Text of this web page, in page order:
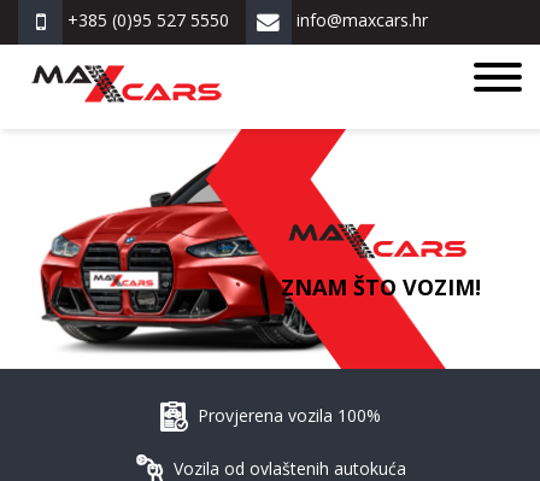
+385 (0)95 527 5550 info@maxcars.hr
ZNAM ŠTO VOZIM!
Provjerena vozila 100%
Vozila od ovlaštenih autokuća